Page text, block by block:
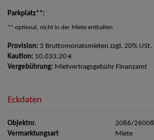
Parkplatz**:
** optional, nicht in der Miete enthalten
Provision: 3 Bruttomonatsmieten zzgl. 20% USt.
Kaution: 10.033,20 €
Vergebührung: Mietvertragsgebühr Finanzamt
Eckdaten
Objektnr.
2086/26008
Vermarktungsart
Miete